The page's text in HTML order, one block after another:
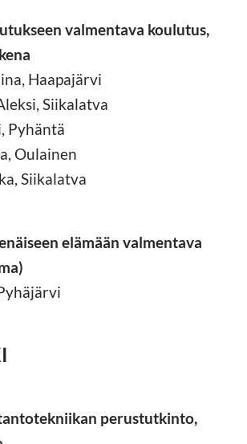
valmentava koulutus,
Haapajärvi
Siikalatva
Pyhäntä
Oulainen
Siikalatva
elämään valmentava
perustutkinto,